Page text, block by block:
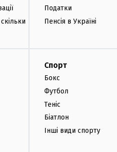
скільки
Податки
Пенсія в Україні
Спорт
Бокс
Футбол
Теніс
Біатлон
Інші види спорту